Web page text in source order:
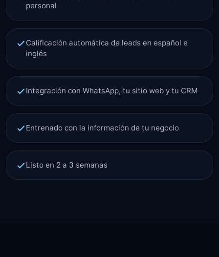
personal
Calificación automática de leads en español e
inglés
Integración con WhatsApp, tu sitio web y tu CRM
Entrenado con la información de tu negocio
Listo en 2 a 3 semanas